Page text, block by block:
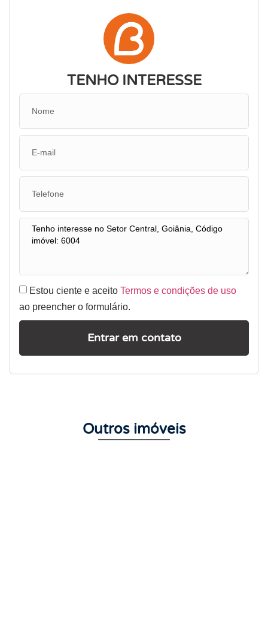
TENHO INTERESSE
Estou ciente e aceito Termos e condições de uso
ao preencher o formulário.
Entrar em contato
Outros imóveis